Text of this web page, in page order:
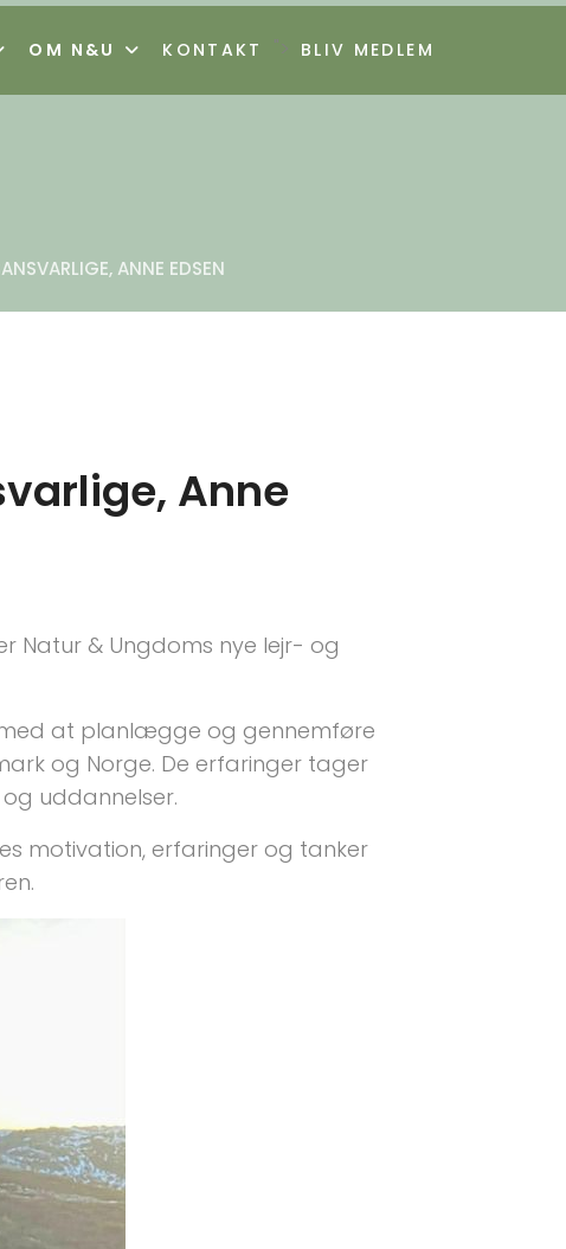
OM N&U KONTAKT "> BLIV MEDLEM
ANNE EDSEN
Anne
Natur & Ungdoms nye lejr- og
at planlægge og gennemføre
og Norge. De erfaringer tager
uddannelser.
motivation, erfaringer og tanker